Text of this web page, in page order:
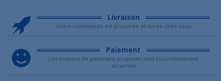
Livraison
Votre commande est preparée et livrée chez vous
Paiement
Les moyens de paiement proposés sont tous totalement
sécurisés